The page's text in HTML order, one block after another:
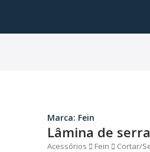
Marca: Fein
Lâmina de
Acessórios Fein
Cortar/